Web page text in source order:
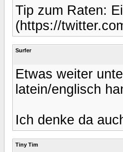
Tip zum Raten:
(https://
Surfer
Etwas weiter
latein/englisch
Ich denke da
Tiny Tim